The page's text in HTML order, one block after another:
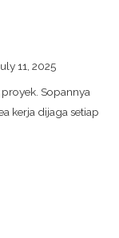
11, 2025
Sopannya
kerja dijaga setiap